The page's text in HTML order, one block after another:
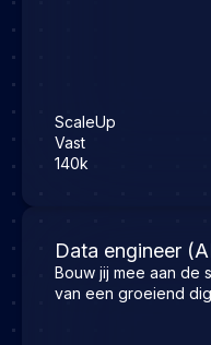
ScaleUp
Vast
140k
Data engineer
Bouw jij mee aan de
van een groeiend